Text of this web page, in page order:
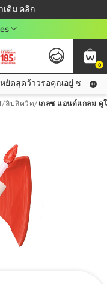
เดิม คลิก
ก ๆ 10%! 🎉
499฿
งไง?
0
ปคุ้มกว่าเดิม คลิก! ดสุดว้าวรอคุณอยู่ ชอปคุ้มก
/ลิปลิควิด/ เกลซ แอนด์แกลม ดู